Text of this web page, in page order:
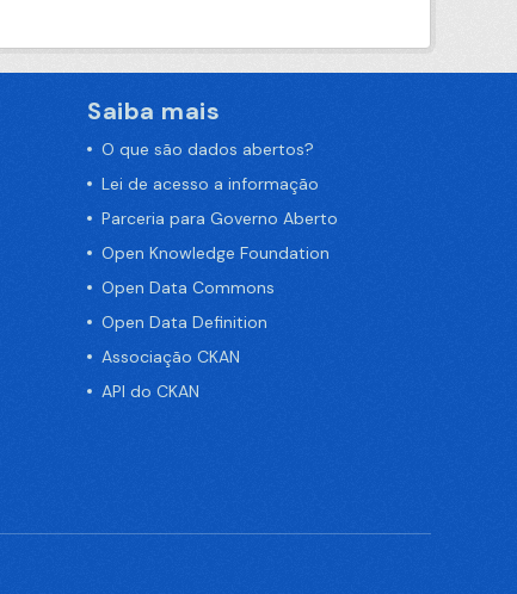
Saiba mais
O que são dados abertos?
Lei de acesso a informação
Parceria para Governo Aberto
Open Knowledge Foundation
Open Data Commons
Open Data Definition
Associação CKAN
API do CKAN